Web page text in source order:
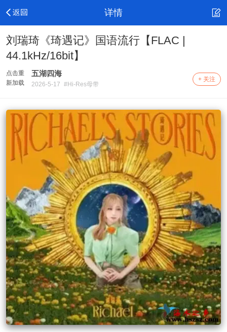
详情
刘瑞琦《琦遇记》国语流行【FLAC |
44.1kHz/16bit】
点击重
新加载
五湖四海
2026-5-17 #Hi-Res母带
+ 关注